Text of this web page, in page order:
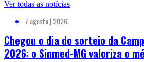
Ver todas as notícias
7 agosto | 2026
Chegou o dia do sorteio da
2026: o Sinmed-MG valoriza o